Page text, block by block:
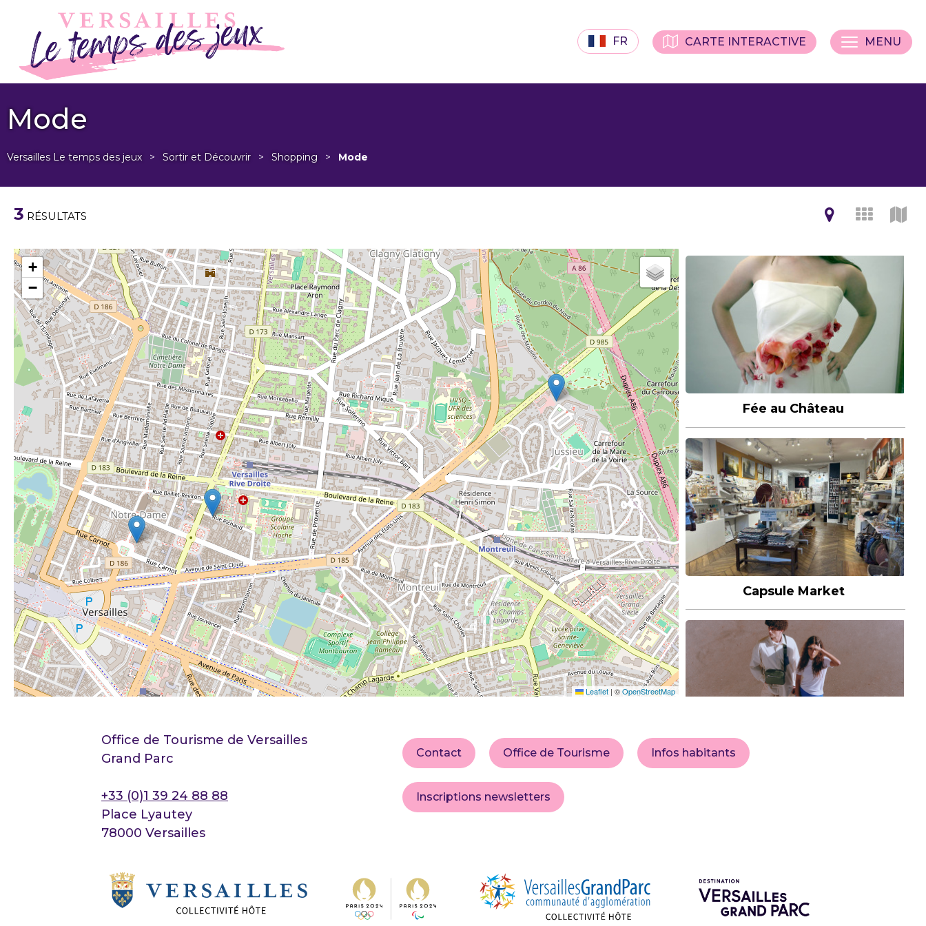
FR CARTE INTERACTIVE MENU
Mode
Versailles Le temps des jeux > Sortir et Découvrir > Shopping > Mode
3 RÉSULTATS
+
−
Leaflet | ©OpenStreetMap
Fée au Château
Capsule Market
Office de Tourisme de Versailles
Grand Parc
+33 (0)1 39 24 88 88
Place Lyautey
78000 Versailles
Contact Office de Tourisme Infos habitants
Inscriptions newsletters